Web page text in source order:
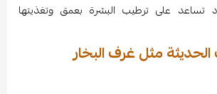
تساعد على ترطيب البشرة بعمق وتغذيتها
الحديثة مثل غرف البخار